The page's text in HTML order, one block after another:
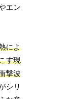
エン
によ
す現
撃波
シリ